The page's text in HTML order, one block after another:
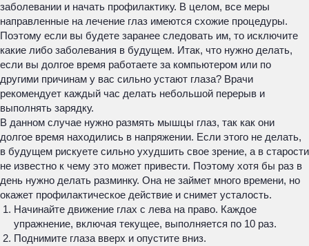
заболевании и начать профилактику. В целом, все меры
направленные на лечение глаз имеются схожие процедуры.
Поэтому если вы будете заранее следовать им, то исключите
какие либо заболевания в будущем. Итак, что нужно делать,
если вы долгое время работаете за компьютером или по
другими причинам у вас сильно устают глаза? Врачи
рекомендует каждый час делать небольшой перерыв и
выполнять зарядку.
В данном случае нужно размять мышцы глаз, так как они
долгое время находились в напряжении. Если этого не делать,
в будущем рискуете сильно ухудшить свое зрение, а в старости
не известно к чему это может привести. Поэтому хотя бы раз в
день нужно делать разминку. Она не займет много времени, но
окажет профилактическое действие и снимет усталость.
Начинайте движение глах с лева на право. Каждое
упражнение, включая текущее, выполняется по 10 раз.
Поднимите глаза вверх и опустите вниз.